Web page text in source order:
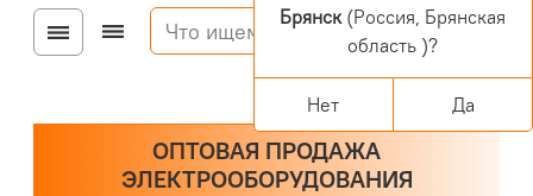
Войти
Регистрация
Корзина
0 позиций
ОПТОВАЯ ПРОДАЖА
ЭЛЕКТРООБОРУДОВАНИЯ
Брянск(Россия, Брянская
область )?
Нет Да